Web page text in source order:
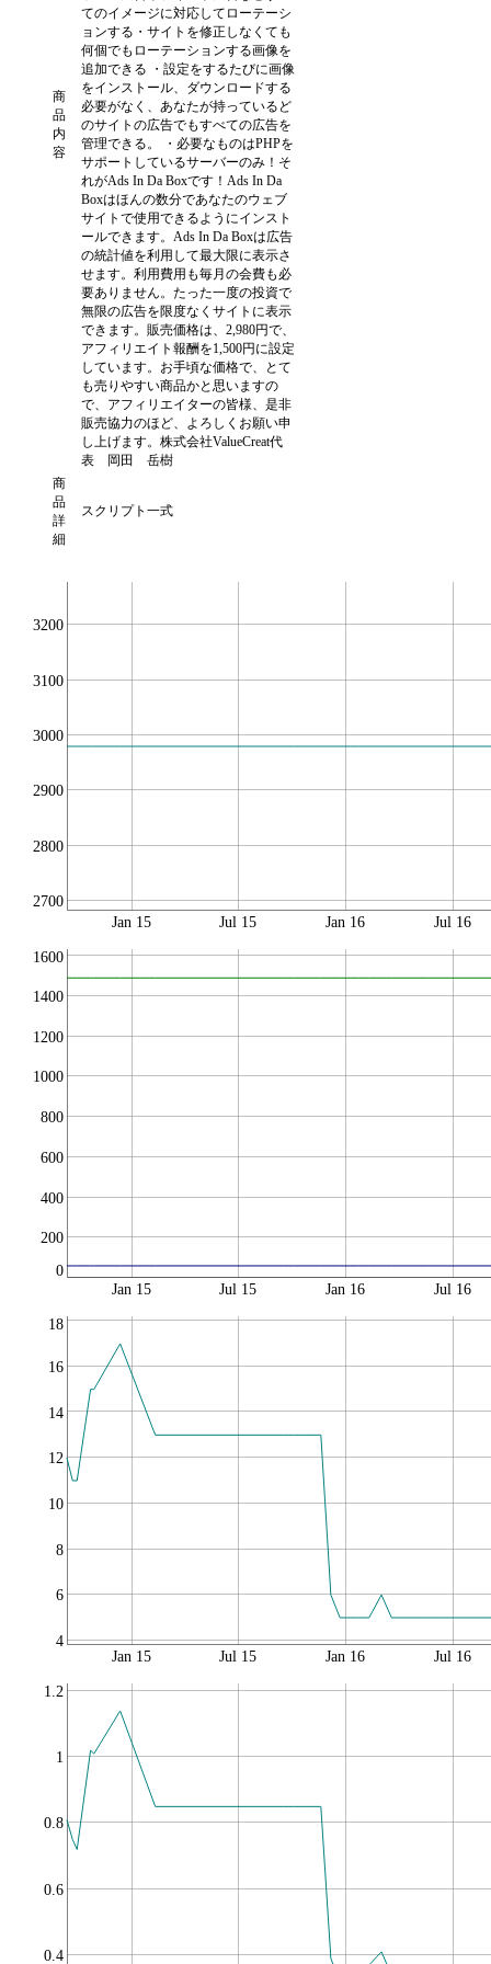
商
品
内
容
てのイメージに対応してローテーシ
ョンする・サイトを修正しなくても
何個でもローテーションする画像を
追加できる ・設定をするたびに画像
をインストール、ダウンロードする
必要がなく、あなたが持っているど
のサイトの広告でもすべての広告を
管理できる。 ・必要なものはPHPを
サポートしているサーバーのみ！そ
れがAds In Da Boxです！Ads In Da
Boxはほんの数分であなたのウェブ
サイトで使用できるようにインスト
ールできます。Ads In Da Boxは広告
の統計値を利用して最大限に表示さ
せます。利用費用も毎月の会費も必
要ありません。たった一度の投資で
無限の広告を限度なくサイトに表示
できます。販売価格は、2,980円で、
アフィリエイト報酬を1,500円に設定
しています。お手頃な価格で、とて
も売りやすい商品かと思いますの
で、アフィリエイターの皆様、是非
販売協力のほど、よろしくお願い申
し上げます。株式会社ValueCreat代
表 岡田 岳樹
商
品
詳
細
スクリプト一式
2700
2800
2900
3000
3100
3200
Jan 15 Jul 15 Jan 16 Jul 16
0
200
400
600
800
1000
1200
1400
1600
Jan 15 Jul 15 Jan 16 Jul 16
4
6
8
10
12
14
16
18
Jan 15 Jul 15 Jan 16 Jul 16
0.4
0.6
0.8
1
1.2